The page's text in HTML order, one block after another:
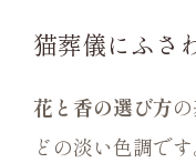
猫葬儀にふさ
花と香の選び方
どの淡い色調で